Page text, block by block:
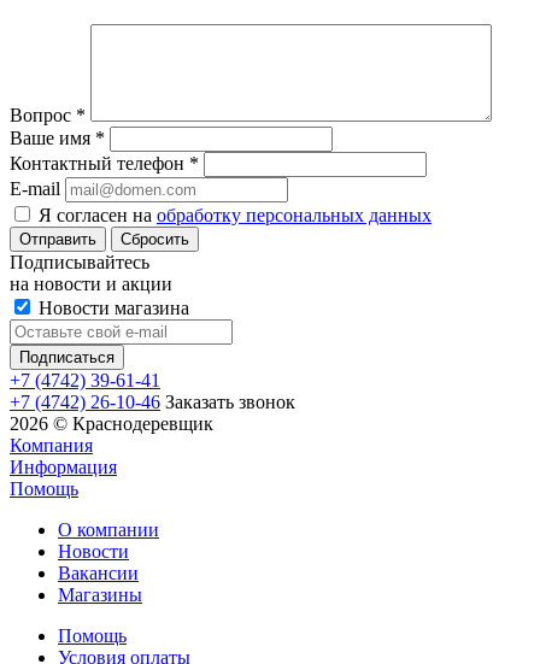
Вопрос *
Ваше имя *
Контактный телефон *
E-mail
Я согласен на обработку персональных данных
Сбросить
Подписывайтесь
на новости и акции
Новости магазина
+7 (4742) 39-61-41
+7 (4742) 26-10-46 Заказать звонок
2026 © Краснодеревщик
Компания
Информация
Помощь
О компании
Новости
Вакансии
Магазины
Помощь
Условия оплаты